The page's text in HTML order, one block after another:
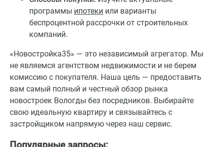
программы ипотеки или варианты
беспроцентной рассрочки от строительных
компаний.
«Новостройка35» — это независимый агрегатор. Мы
не являемся агентством недвижимости и не берем
комиссию с покупателя. Наша цель — предоставить
вам самый полный и честный обзор рынка
новостроек Вологды без посредников. Выбирайте
свою идеальную квартиру и связывайтесь с
застройщиком напрямую через наш сервис.